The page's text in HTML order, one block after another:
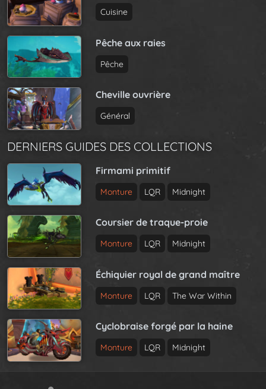
Cuisine
Pêche aux raies
Pêche
Cheville ouvrière
Général
DERNIERS GUIDES DES COLLECTIONS
Firmami primitif
Monture LQR Midnight
Coursier de traque-proie
Monture LQR Midnight
Échiquier royal de grand maître
Monture LQR The War Within
Cyclobraise forgé par la haine
Monture LQR Midnight